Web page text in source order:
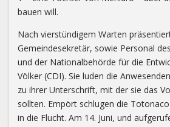
bauen will.
Nach vierstündigem Warten
Gemeindesekretär, sowie Personal
und der Nationalbehörde für die
Völker (CDI). Sie luden die
zu ihrer Unterschrift, mit der sie das
sollten. Empört schlugen die
in die Flucht. Am 14. Juni, und